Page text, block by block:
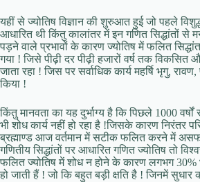
यहीं से ज्योतिष विज्ञान की शुरुआत हुई जो पहले
आधारित थी किंतु कालांतर में इन गणित सिद्धांतों से
पड़ने वाले प्रभावों के कारण ज्योतिष में फलित
गया ! जिसे पीढ़ी दर पीढ़ी हजारों वर्ष तक विकसित
जाता रहा ! जिस पर सर्वाधिक कार्य महर्षि भृगु,
किया !
किंतु मानवता का यह दुर्भाग्य है कि पिछले 1000 वर्षों
भी शोध कार्य नहीं हो रहा है !जिसके कारण निरंतर
ब्रह्माण्ड आज वर्तमान में सटीक फलित करने में
गणितीय सिद्धांतों पर आधारित गणित ज्योतिष तो
फलित ज्योतिष में शोध न होने के कारण लगभग 30%
हो जाती हैं ! जो कि बहुत बड़ी क्षति है ! जिनमें